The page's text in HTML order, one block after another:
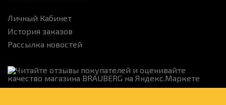
Личный Кабинет
История заказов
Рассылка новостей